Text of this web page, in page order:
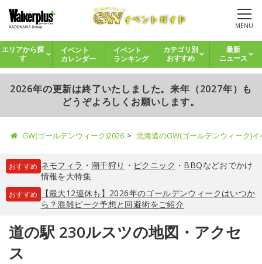
MENU
エリアから探
す
イベント
カレンダー
イベント
ランキング
カテゴリ別
おすすめ
最新
ニュース
2026年の更新は終了いたしました。来年（2027年）も
どうぞよろしくお願いします。
GW(ゴールデンウィーク)2026 北海道のGW(ゴールデンウィーク)
おすすめ ネモフィラ ・ 潮干狩り ・ ピクニック ・ BBQなどおでかけ
情報を大特集
おすすめ
【最大12連休も】2026年のゴールデンウィークはいつか
ら？混雑ピーク予想と回避術をご紹介
道の駅 230ルスツの地図・アクセ
ス